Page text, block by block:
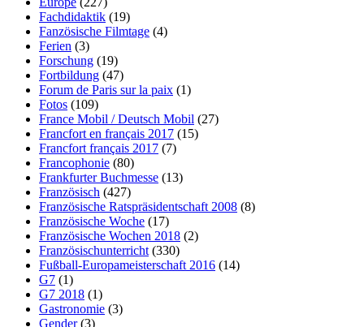
Fachdidaktik (19)
Fanzösische Filmtage (4)
Ferien (3)
Forschung (19)
Fortbildung (47)
Forum de Paris sur la paix (1)
Fotos (109)
France Mobil / Deutsch Mobil (27)
Francfort en français 2017 (15)
Francfort français 2017 (7)
Francophonie (80)
Frankfurter Buchmesse (13)
Französisch (427)
Französische Ratspräsidentschaft 2008 (8)
Französische Woche (17)
Französische Wochen 2018 (2)
Französischunterricht (330)
Fußball-Europameisterschaft 2016 (14)
G7 (1)
G7 2018 (1)
Gastronomie (3)
Gender(3)